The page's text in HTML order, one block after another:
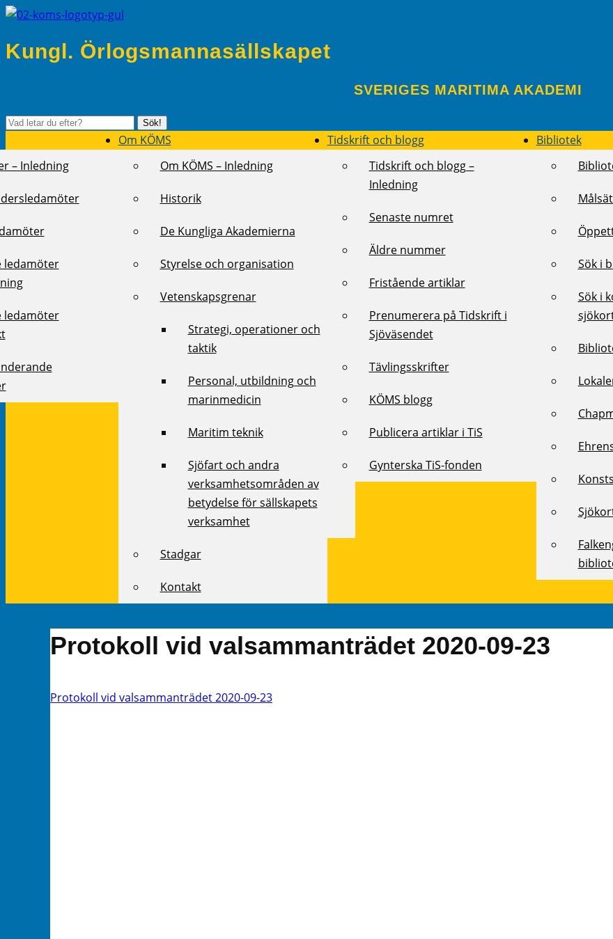
Kungl. Örlogsmannasällskapet
SVERIGES MARITIMA AKADEMI
Sök
Sök!
– Inledning
ledamöter
ledamöter
Om KÖMS
Om KÖMS – Inledning
Historik
De Kungliga Akademierna
Styrelse och organisation
Vetenskapsgrenar
Strategi, operationer och
taktik
Personal, utbildning och
marinmedicin
Maritim teknik
Sjöfart och andra
verksamhetsområden av
betydelse för sällskapets
verksamhet
Stadgar
Kontakt
Tidskrift och blogg
Tidskrift och blogg –
Inledning
Senaste numret
Äldre nummer
Fristående artiklar
Prenumerera på Tidskrift i
Sjöväsendet
Tävlingsskrifter
KÖMS blogg
Publicera artiklar i TiS
Gynterska TiS-fonden
Bibliotek
Sök i
Sök i
Protokoll vid valsammanträdet 2020-09-23
Protokoll vid valsammanträdet 2020-09-23